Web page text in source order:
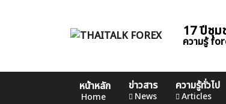
17 ปีชุม
ความรู้
หน้าหลัก
Home
ข่าวสาร
News
ความรู้ทั่วไป
Articles
คอร์ส
Basic
คอร์ส
Advance
ค